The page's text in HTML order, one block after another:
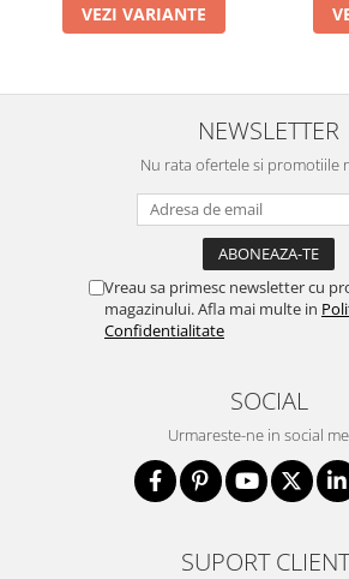
VEZI VARIANTE
NEWSLETTER
Nu rata ofertele si promotiile
Vreau sa primesc newsletter cu
magazinului. Afla mai multe in
Confidentialitate
SOCIAL
Urmareste-ne in social
SUPORT